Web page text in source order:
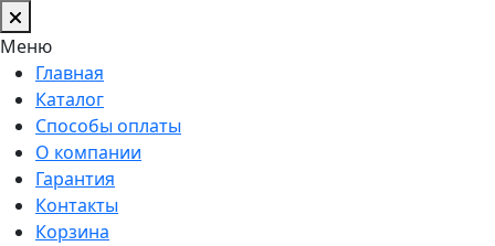
Меню
Главная
Каталог
Способы оплаты
О компании
Гарантия
Контакты
Корзина